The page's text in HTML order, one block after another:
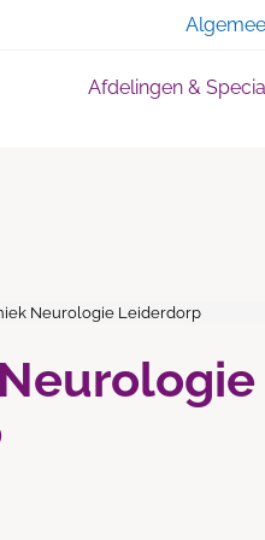
Afdelingen &
Neurologie Leiderdorp